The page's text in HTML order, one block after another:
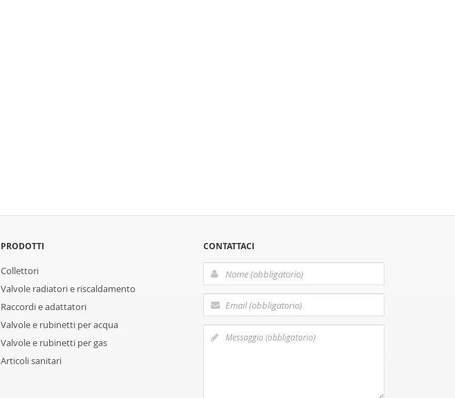
PRODOTTI
Collettori
Valvole radiatori e riscaldamento
Raccordi e adattatori
Valvole e rubinetti per acqua
Valvole e rubinetti per gas
Articoli sanitari
CONTATTACI